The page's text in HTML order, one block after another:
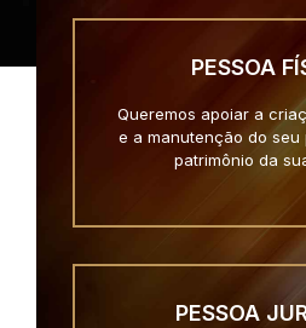
PESSOA
Queremos apoiar a
e a manutenção do seu
patrimônio da
PESSOA